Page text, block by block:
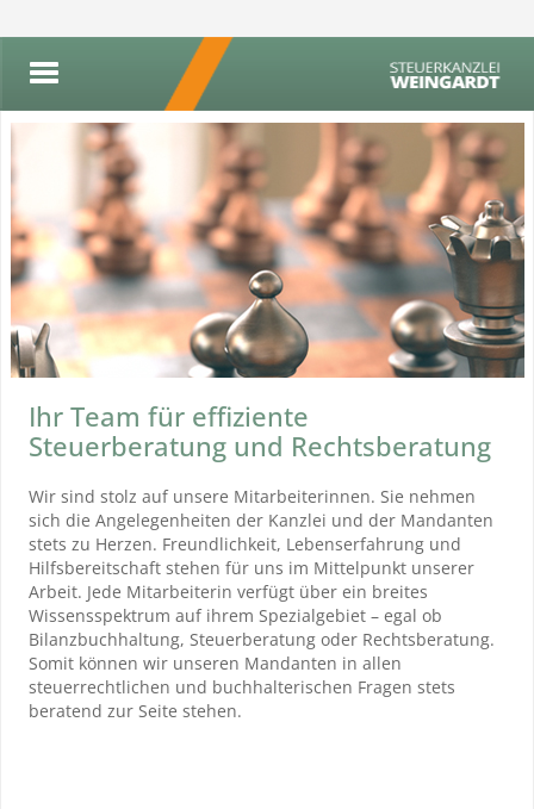
Ihr Team für effiziente
Steuerberatung und Rechtsberatung
Wir sind stolz auf unsere Mitarbeiterinnen. Sie nehmen
sich die Angelegenheiten der Kanzlei und der Mandanten
stets zu Herzen. Freundlichkeit, Lebenserfahrung und
Hilfsbereitschaft stehen für uns im Mittelpunkt unserer
Arbeit. Jede Mitarbeiterin verfügt über ein breites
Wissensspektrum auf ihrem Spezialgebiet – egal ob
Bilanzbuchhaltung, Steuerberatung oder Rechtsberatung.
Somit können wir unseren Mandanten in allen
steuerrechtlichen und buchhalterischen Fragen stets
beratend zur Seite stehen.